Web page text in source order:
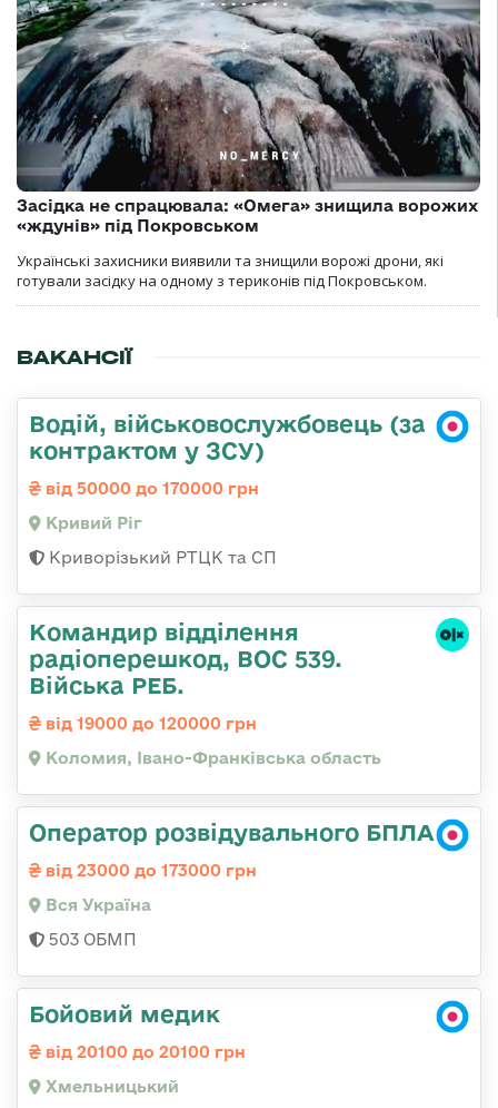
Засідка не спрацювала: «Омега» знищила ворожих
«ждунів» під Покровськом
Українські захисники виявили та знищили ворожі дрони, які
готували засідку на одному з териконів під Покровськом.
ВАКАНСІЇ
Водій, військовослужбовець (за
контрактом у ЗСУ)
від 50000 до 170000 грн
Кривий Ріг
Криворізький РТЦК та СП
Командир відділення
радіоперешкод, ВОС 539.
Війська РЕБ.
від 19000 до 120000 грн
Коломия, Івано-Франківська область
Оператор розвідувального БПЛА
від 23000 до 173000 грн
Вся Україна
503 ОБМП
Бойовий медик
від 20100 до 20100 грн
Хмельницький